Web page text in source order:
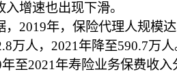
增速也出现下滑。
2019年，保险代理人规模达
万人，2021年降至590.7万
至2021年寿险业务保费收入